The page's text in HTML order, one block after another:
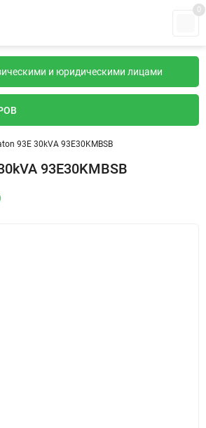
0
и юридическими лицами
93E 30kVA 93E30KMBSB
93E30KMBSB